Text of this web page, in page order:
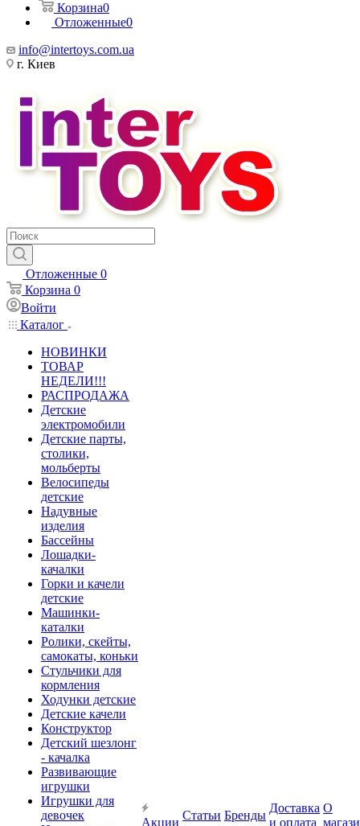
Корзина0
Отложенные0
info@intertoys.com.ua
г. Киев
Отложенные 0
Корзина 0
Войти
Каталог
НОВИНКИ
ТОВАР
НЕДЕЛИ!!!
РАСПРОДАЖА
Детские
электромобили
Детские парты,
столики,
мольберты
Велосипеды
детские
Надувные
изделия
Бассейны
Лошадки-
качалки
Горки и качели
детские
Машинки-
каталки
Ролики, скейты,
самокаты, коньки
Стульчики для
кормления
Ходунки детские
Детские качели
Конструктор
Детский шезлонг
- качалка
Развивающие
игрушки
Игрушки для
девочек
Акции
Статьи Бренды
Доставка
и оплата
О